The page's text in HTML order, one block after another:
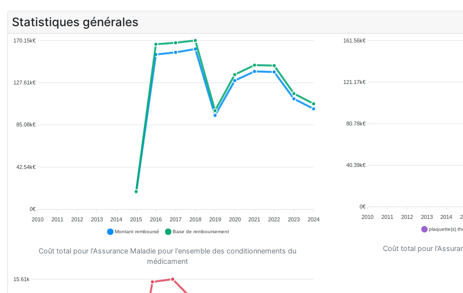
Statistiques générales
170.15k€
127.61k€
85.08k€
42.54k€
0€
2010
2011 2012 2013 2014 2015 2016 2017 2018 2019 2020 2021 2022 2023 2024
Montant remboursé Base de remboursement
Coût total pour l'Assurance Maladie pour l'ensemble des conditionnements du
médicament
161.56k€
121.17k€
80.78k€
40.39k€
0€
2010
2011 2012 2013 2014
plaquette(s)
Coût total pour
15.61k